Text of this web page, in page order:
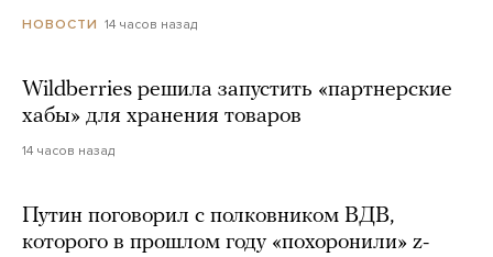
НОВОСТИ 14 часов назад
Wildberries решила запустить «партнерские
хабы» для хранения товаров
14 часов назад
Путин поговорил с полковником ВДВ,
которого в прошлом году «похоронили» z-